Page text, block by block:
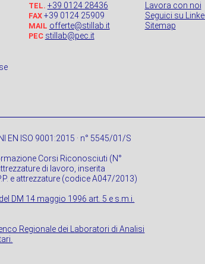
TEL. +39 0124 28436
FAX+39 0124 25909
MAIL offerte@stillab.it
PEC stillab@pec.it
Lavora con noi
Seguici su
Sitemap
EN ISO 9001:2015 · n° 5545/01/S
Corsi Riconosciuti (N°
di lavoro, inserita
e attrezzature (codice A047/2013)
DM 14 maggio 1996 art. 5 e s.m.i.
Regionale dei Laboratori di Analisi